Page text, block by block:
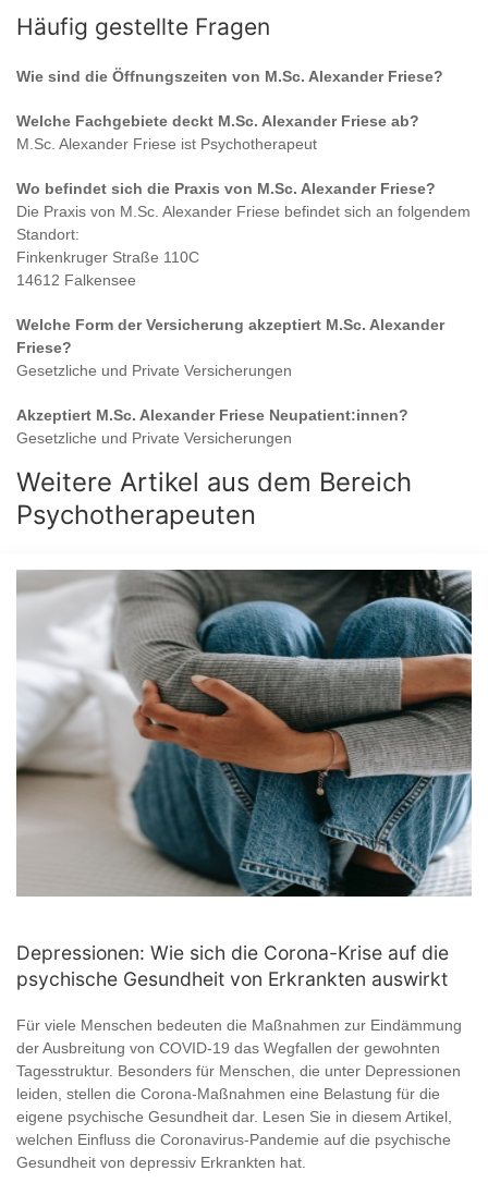
Häufig gestellte Fragen
Wie sind die Öffnungszeiten von M.Sc. Alexander Friese?
Welche Fachgebiete deckt M.Sc. Alexander Friese ab?
M.Sc. Alexander Friese ist Psychotherapeut
Wo befindet sich die Praxis von M.Sc. Alexander Friese?
Die Praxis von M.Sc. Alexander Friese befindet sich an folgendem
Standort:
Finkenkruger Straße 110C
14612 Falkensee
Welche Form der Versicherung akzeptiert M.Sc. Alexander
Friese?
Gesetzliche und Private Versicherungen
Akzeptiert M.Sc. Alexander Friese Neupatient:innen?
Gesetzliche und Private Versicherungen
Weitere Artikel aus dem Bereich
Psychotherapeuten
Depressionen: Wie sich die Corona-Krise auf die
psychische Gesundheit von Erkrankten auswirkt
Für viele Menschen bedeuten die Maßnahmen zur Eindämmung
der Ausbreitung von COVID-19 das Wegfallen der gewohnten
Tagesstruktur. Besonders für Menschen, die unter Depressionen
leiden, stellen die Corona-Maßnahmen eine Belastung für die
eigene psychische Gesundheit dar. Lesen Sie in diesem Artikel,
welchen Einfluss die Coronavirus-Pandemie auf die psychische
Gesundheit von depressiv Erkrankten hat.